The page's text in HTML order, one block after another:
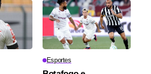
Esportes